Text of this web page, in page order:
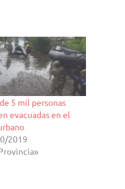
5 mil personas
evacuadas en el
2019